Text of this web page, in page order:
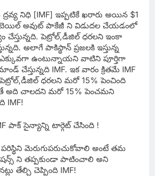
నిధి [IMF] ఇప్పటికే ఖరారు అయిన $1
అవుట్ పాకేజీ ని విడుదల చేయడంలో
చేస్తున్నది. పెట్రోల్,డీజిల్ ధరలని ఇంకా
అలాగే పాకిస్థాన్ ప్రజలకి ఇస్తున్న
ఉంటున్నాయని వాటిని పూర్తిగా
చేస్తున్నది IMF. ఇక వారం క్రితమే IMF
ధరలని మరో 15% పెంచింది
అది చాలదని మరో 15% పెంచమని
IMF!
పాక్ సైన్యాన్ని టార్గెట్ చేసింది !
పరిస్థిని మెరుగుపరుచుకోవాలి అంటే తమ
ని తప్పకుండా పాటించాలి అని
తేల్చి చెప్పింది IMF!